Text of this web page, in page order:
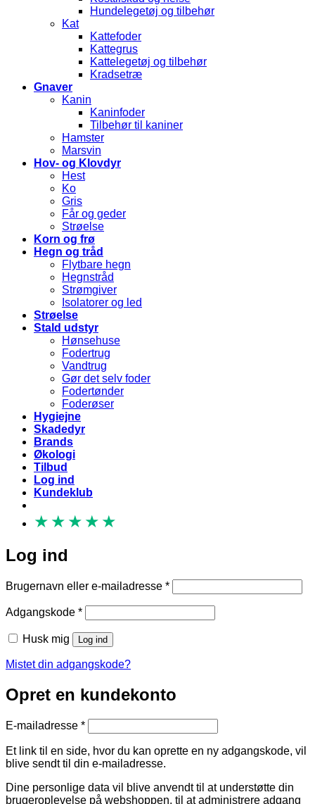
Hundelegetøj og tilbehør
Kat
Kattefoder
Kattegrus
Kattelegetøj og tilbehør
Kradsetræ
Gnaver
Kanin
Kaninfoder
Tilbehør til kaniner
Hamster
Marsvin
Hov- og Klovdyr
Hest
Ko
Gris
Får og geder
Strøelse
Korn og frø
Hegn og tråd
Flytbare hegn
Hegnstråd
Strømgiver
Isolatorer og led
Strøelse
Stald udstyr
Hønsehuse
Fodertrug
Vandtrug
Gør det selv foder
Fodertønder
Foderøser
Hygiejne
Skadedyr
Brands
Økologi
Tilbud
Log ind
Kundeklub
★ ★ ★ ★ ★
Log ind
Brugernavn eller e-mailadresse *Påkrævet
Adgangskode *Påkrævet
Husk mig Log ind
Mistet din adgangskode?
Opret en kundekonto
E-mailadresse *Påkrævet
Et link til en side, hvor du kan oprette en ny adgangskode, vil
blive sendt til din e-mailadresse.
Dine personlige data vil blive anvendt til at understøtte din
brugeroplevelse på webshoppen, til at administrere adgang